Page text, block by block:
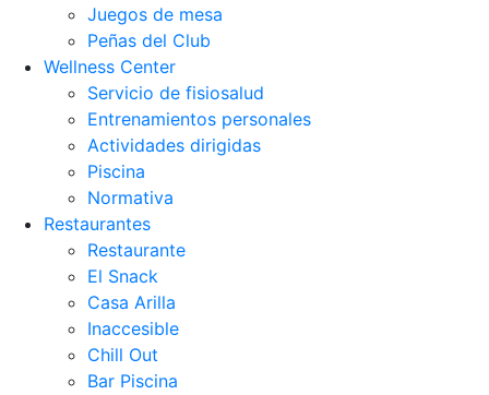
Juegos de mesa
Peñas del Club
Wellness Center
Servicio de fisiosalud
Entrenamientos personales
Actividades dirigidas
Piscina
Normativa
Restaurantes
Restaurante
El Snack
Casa Arilla
Inaccesible
Chill Out
Bar Piscina